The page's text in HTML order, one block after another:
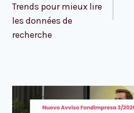
Trends pour mieux lire
les données de
recherche